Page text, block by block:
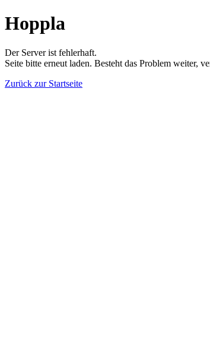
Hoppla
Der Server ist fehlerhaft.
Seite bitte erneut laden. Besteht das Problem weiter,
Zurück zur Startseite